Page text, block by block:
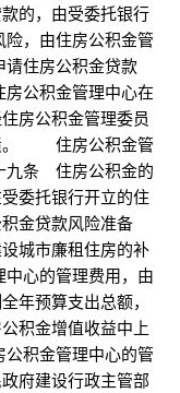
的，由受委托银行
，由住房公积金管
住房公积金贷款
公积金管理中心在
房公积金管理委员
。 住房公积金管
条 住房公积金的
委托银行开立的住
金贷款风险准备
城市廉租住房的补
心的管理费用，由
年预算支出总额，
积金增值收益中上
积金管理中心的管
府建设行政主管部